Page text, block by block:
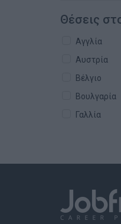
Θέσεις
Αγγλία
Αυστρία
Βέλγιο
Βουλγαρία
Γαλλία